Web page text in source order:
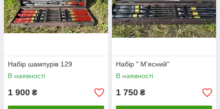
Набір шампурів 129
В наявності
1 900 ₴
Набір " М'ясний"
В наявності
1 750 ₴